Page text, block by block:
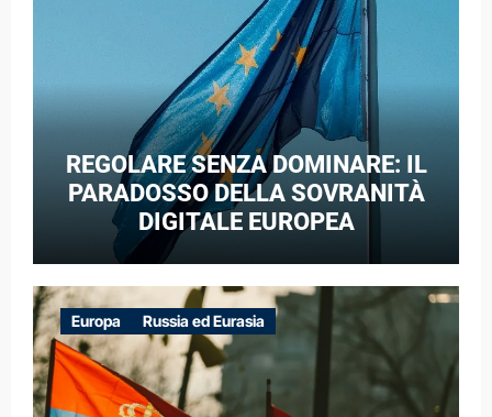
REGOLARE SENZA DOMINARE: IL
PARADOSSO DELLA SOVRANITÀ
DIGITALE EUROPEA
Europa Russia ed Eurasia